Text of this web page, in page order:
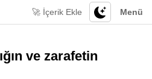
Menü
🚀 İçerik Ekle
ve zarafetin